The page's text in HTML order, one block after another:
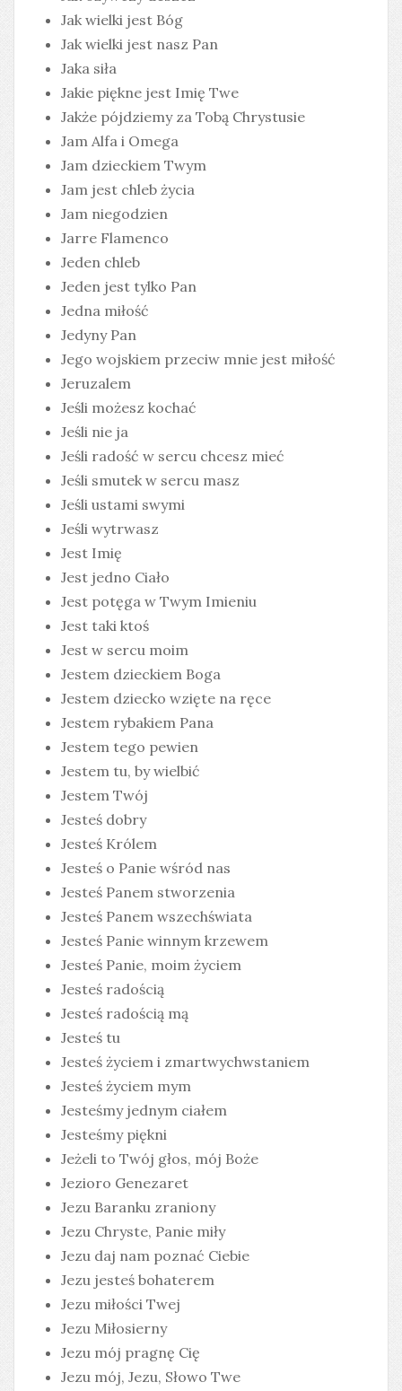
Jak wielki jest Bóg
Jak wielki jest nasz Pan
Jaka siła
Jakie piękne jest Imię Twe
Jakże pójdziemy za Tobą Chrystusie
Jam Alfa i Omega
Jam dzieckiem Twym
Jam jest chleb życia
Jam niegodzien
Jarre Flamenco
Jeden chleb
Jeden jest tylko Pan
Jedna miłość
Jedyny Pan
Jego wojskiem przeciw mnie jest miłość
Jeruzalem
Jeśli możesz kochać
Jeśli nie ja
Jeśli radość w sercu chcesz mieć
Jeśli smutek w sercu masz
Jeśli ustami swymi
Jeśli wytrwasz
Jest Imię
Jest jedno Ciało
Jest potęga w Twym Imieniu
Jest taki ktoś
Jest w sercu moim
Jestem dzieckiem Boga
Jestem dziecko wzięte na ręce
Jestem rybakiem Pana
Jestem tego pewien
Jestem tu, by wielbić
Jestem Twój
Jesteś dobry
Jesteś Królem
Jesteś o Panie wśród nas
Jesteś Panem stworzenia
Jesteś Panem wszechświata
Jesteś Panie winnym krzewem
Jesteś Panie, moim życiem
Jesteś radością
Jesteś radością mą
Jesteś tu
Jesteś życiem i zmartwychwstaniem
Jesteś życiem mym
Jesteśmy jednym ciałem
Jesteśmy piękni
Jeżeli to Twój głos, mój Boże
Jezioro Genezaret
Jezu Baranku zraniony
Jezu Chryste, Panie miły
Jezu daj nam poznać Ciebie
Jezu jesteś bohaterem
Jezu miłości Twej
Jezu Miłosierny
Jezu mój pragnę Cię
Jezu mój, Jezu, Słowo Twe